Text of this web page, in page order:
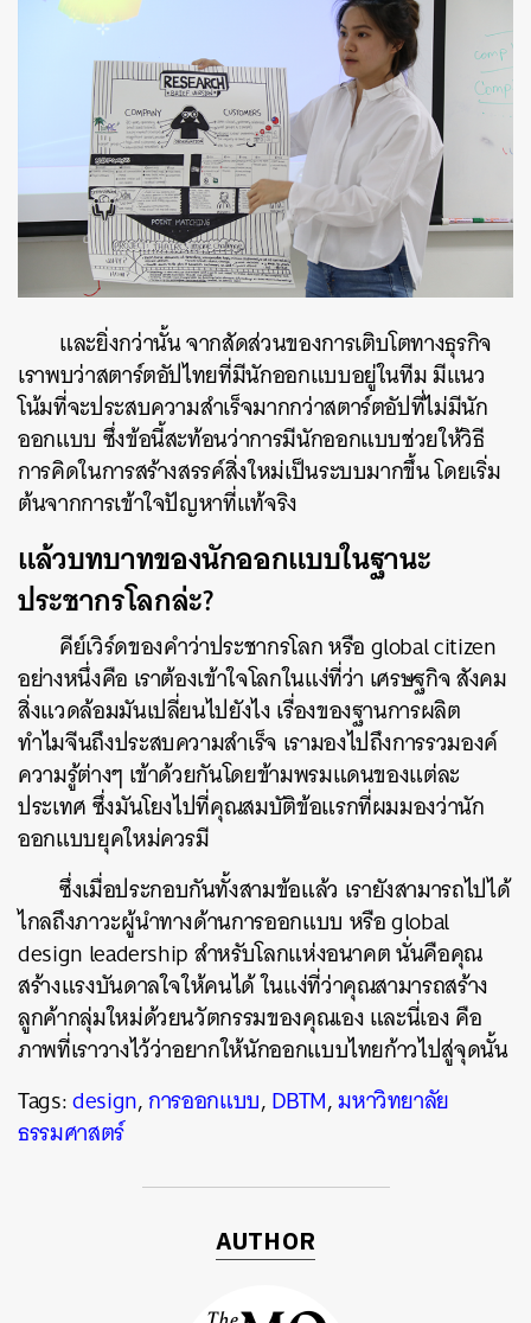
และยิ่งกว่านั้น จากสัดส่วนของการเติบโตทางธุรกิจ
เราพบว่าสตาร์ตอัปไทยที่มีนักออกแบบอยู่ในทีม มีแนว
โน้มที่จะประสบความสำเร็จมากกว่าสตาร์ตอัปที่ไม่มีนัก
ออกแบบ ซึ่งข้อนี้สะท้อนว่าการมีนักออกแบบช่วยให้วิธี
การคิดในการสร้างสรรค์สิ่งใหม่เป็นระบบมากขึ้น โดยเริ่ม
ต้นจากการเข้าใจปัญหาที่แท้จริง
แล้วบทบาทของนักออกแบบในฐานะ
ประชากรโลกล่ะ?
คีย์เวิร์ดของคำว่าประชากรโลก หรือ global citizen
อย่างหนึ่งคือ เราต้องเข้าใจโลกในแง่ที่ว่า เศรษฐกิจ สังคม
สิ่งแวดล้อมมันเปลี่ยนไปยังไง เรื่องของฐานการผลิต
ทำไมจีนถึงประสบความสำเร็จ เรามองไปถึงการรวมองค์
ความรู้ต่างๆ เข้าด้วยกันโดยข้ามพรมแดนของแต่ละ
ประเทศ ซึ่งมันโยงไปที่คุณสมบัติข้อแรกที่ผมมองว่านัก
ออกแบบยุคใหม่ควรมี
ซึ่งเมื่อประกอบกันทั้งสามข้อแล้ว เรายังสามารถไปได้
ไกลถึงภาวะผู้นำทางด้านการออกแบบ หรือ global
design leadership สำหรับโลกแห่งอนาคต นั่นคือคุณ
สร้างแรงบันดาลใจให้คนได้ ในแง่ที่ว่าคุณสามารถสร้าง
ลูกค้ากลุ่มใหม่ด้วยนวัตกรรมของคุณเอง และนี่เอง คือ
ภาพที่เราวางไว้ว่าอยากให้นักออกแบบไทยก้าวไปสู่จุดนั้น
Tags:design,การออกแบบ,DBTM,มหาวิทยาลัย
ธรรมศาสตร์
AUTHOR